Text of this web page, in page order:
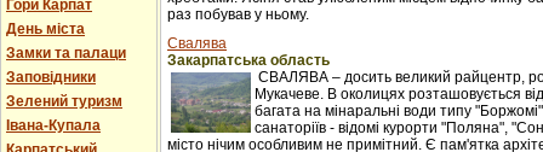
Гори Карпат
День міста
Замки та палаци
Заповідники
Зелений туризм
Івана-Купала
раз побував у ньому.
Свалява
Закарпатська область
СВАЛЯВА – досить великий райцентр,
Мукачеве. В околицях розташовується
багата на мінаральні води типу
санаторіїв - відомі курорти "Поляна",
місто нічим особливим не примітний. Є пам'ятка